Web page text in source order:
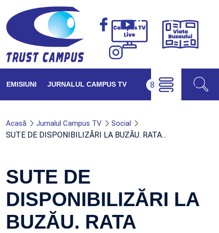
Campus
Viața
EMISIUNI JURNALUL CAMPUS TV
Acasă Jurnalul Campus TV Social
SUTE DE DISPONIBILIZĂRI LA BUZĂU. RATA…
SUTE DE
DISPONIBILIZĂRI LA
BUZĂU. RATA